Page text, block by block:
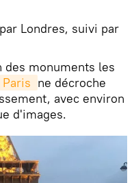
Londres, suivi par
des monuments les
Paris ne décroche
avec environ
d'images.